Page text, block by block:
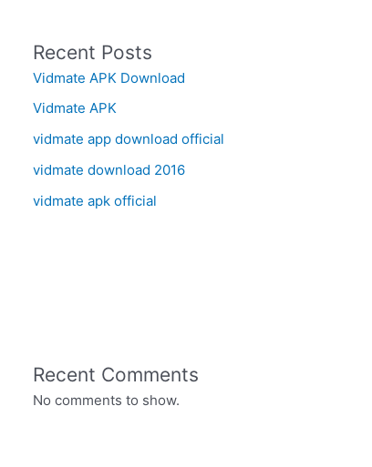
Recent Posts
Vidmate APK Download
Vidmate APK
vidmate app download official
vidmate download 2016
vidmate apk official
Recent Comments
No comments to show.